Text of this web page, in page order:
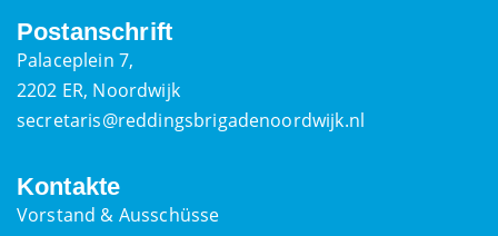
Postanschrift
Palaceplein 7,
2202 ER, Noordwijk
secretaris@reddingsbrigadenoordwijk.nl
Kontakte
Vorstand & Ausschüsse